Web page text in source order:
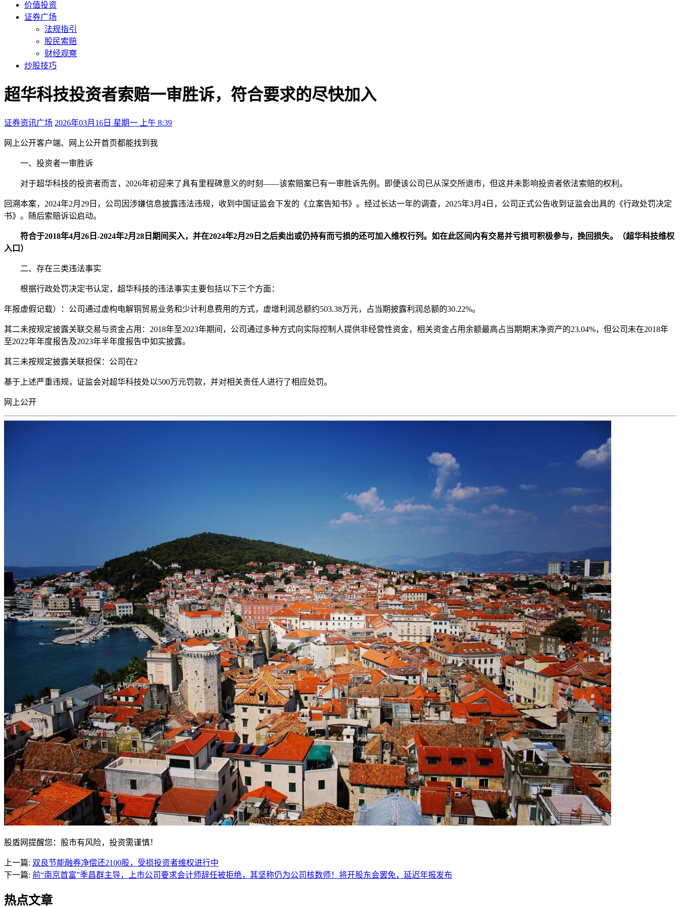
价值投资
证券广场
法规指引
股民索赔
财经观察
炒股技巧
超华科技投资者索赔一审胜诉，符合要求的尽快加入
证券资讯广场 2026年03月16日 星期一 上午 8:39
网上公开客户端、 网上公开首页都能找到我
一、投资者一审胜诉
对于超华科技的投资者而言，2026年初迎来了具有里程碑意义的时刻——该索赔案已有一审胜诉先例。即便该公司已从深交所退市，但这并未影响投资者依法索赔的权利。
回溯本案，2024年2月29日，公司因涉嫌信息披露违法违规，收到中国证监会下发的《立案告知书》。经过长达一年的调查，2025年3月4日，公司正式公告收到证监会出具的《行政处罚决定
书》。随后索赔诉讼启动。
符合于2018年4月26日-2024年2月28日期间买入，并在2024年2月29日之后卖出或仍持有而亏损的还可加入维权行列。如在此区间内有交易并亏损可积极参与，挽回损失。
（超华科技维权
入口）
二、存在三类违法事实
根据行政处罚决定书认定，超华科技的违法事实主要包括以下三个方面：
年报虚假记载）：公司通过虚构电解铜贸易业务和少计利息费用的方式，虚增利润总额约503.38万元，占当期披露利润总额的30.22%。
其二未按规定披露关联交易与资金占用：2018年至2023年期间，公司通过多种方式向实际控制人提供非经营性资金，相关资金占用余额最高占当期期末净资产的23.04%，但公司未在2018年
至2022年年度报告及2023年半年度报告中如实披露。
其三未按规定披露关联担保：公司在2
基于上述严重违规，证监会对超华科技处以500万元罚款，并对相关责任人进行了相应处罚。
网上公开
股盾网提醒您：股市有风险，投资需谨慎！
上一篇: 双良节能融券净偿还2100股，受损投资者维权进行中
下一篇: 前“南京首富”季昌群主导，上市公司要求会计师辞任被拒绝，其坚称仍为公司核数师！将开股东会罢免，延迟年报发布
热点文章